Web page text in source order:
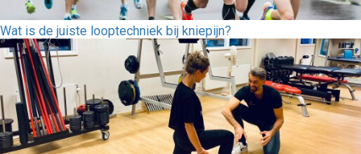
Wat is de juiste looptechniek bij kniepijn?